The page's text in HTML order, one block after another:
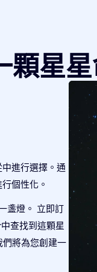
顆星
進行選擇。通
個性化。
盞燈。 立即訂
查找到這顆星
將為您創建一